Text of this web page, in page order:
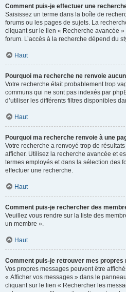
Comment puis-je effectuer une
Saisissez un terme dans la boîte de
forums ou les pages de sujets. La
cliquant sur le lien « Recherche avancée
forum. L’accès à la recherche dépend du
Haut
Pourquoi ma recherche ne renvoie
Votre recherche était probablement trop
communs qui ne sont pas indexés par
d’utiliser les différents filtres disponibles
Haut
Pourquoi ma recherche renvoie à une
Votre recherche a renvoyé trop de
afficher. Utilisez la recherche avancée et
termes employés et dans la sélection des
effectuer une recherche.
Haut
Comment puis-je rechercher des
Veuillez vous rendre sur la liste des
un membre ».
Haut
Comment puis-je retrouver mes propres
Vos propres messages peuvent être
« Afficher vos messages » dans le
cliquant sur le lien « Rechercher les